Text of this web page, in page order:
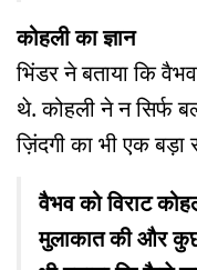
कोहली का ज्ञान
भिंडर ने बताया कि
थे. कोहली ने न सिर्फ
ज़िंदगी का भी एक
वैभव को विराट
मुलाकात की और